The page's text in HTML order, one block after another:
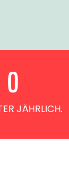
JÄHRLICH.
0